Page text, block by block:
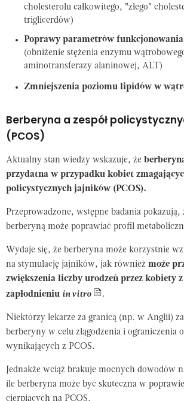
cholesterolu całkowitego, "złego"
triglicerdów)
Poprawy parametrów
(obniżenie stężenia enzymu
aminotransferazy alaninowej, ALT)
Zmniejszenia poziomu lipidów w
Berberyna a zespół
(PCOS)
Aktualny stan wiedzy wskazuje, że
przydatna w przypadku kobiet
policystycznych jajników (PCOS).
Przeprowadzone, wstępne badania pokazują,
berberyną może poprawiać profil
Wydaje się, że berberyna może korzystnie
na stymulację jajników, jak również może
zwiększenia liczby urodzeń przez kobiety z
zapłodnieniu in vitro .
Niektórzy lekarze za granicą (np. w Anglii)
berberyny w celu złągodzenia i ograniczenia
wynikających z PCOS.
Jednakże wciąż brakuje mocnych dowodów
ile berberyna może być skuteczna w
cierpiących na PCOS.